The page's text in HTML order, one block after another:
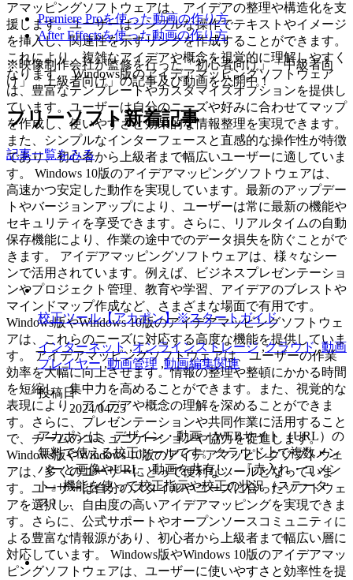
アマッピングソフトウェアは、アイデアの整理や構造化を支
援します。ユーザーはシンプルな操作でテキストやイメージ
を挿入し、関連性を示すリンクを作成することができます。
これにより、複雑なアイデアや概念を視覚的に理解しやすく
なります。 Windows版のアイデアマッピングソフトウェア
は、豊富なテンプレートやカスタマイズオプションを提供し
ています。ユーザーは自分のニーズや好みに合わせてマップ
を作成し、使いやすさと効果的な情報整理を実現できます。
また、シンプルなインターフェースと直感的な操作性が特徴
であり、初心者から上級者まで幅広いユーザーに適していま
す。 Windows 10版のアイデアマッピングソフトウェアは、
高速かつ安定した動作を実現しています。最新のアップデー
トやバージョンアップにより、ユーザーは常に最新の機能や
セキュリティを享受できます。さらに、リアルタイムの自動
保存機能により、作業の途中でのデータ損失を防ぐことがで
きます。 アイデアマッピングソフトウェアは、様々なシー
ンで活用されています。例えば、ビジネスプレゼンテーショ
ンやプロジェクト管理、教育や学習、アイデアのブレストや
マインドマップ作成など、さまざまな場面で有用です。
Windows版やWindows 10版のアイデアマッピングソフトウェ
アは、これらのニーズに対応する高度な機能を提供していま
す。 アイデアマッピングソフトウェアは、ユーザーの作業
効率を大幅に向上させます。情報の整理や整頓にかかる時間
を短縮し、集中力を高めることができます。また、視覚的な
表現により、アイデアや概念の理解を深めることができま
す。さらに、プレゼンテーションや共同作業に活用すること
で、チームのコミュニケーションや協力を促進します。
Windows版やWindows 10版のアイデアマッピングソフトウェ
アは、多くのユーザーにとって便利なツールとなっていま
す。ユーザーは自分のスタイルやニーズに合ったソフトウェ
アを選択し、自由度の高いアイデアマッピングを実現できま
す。さらに、公式サポートやオープンソースコミュニティに
よる豊富な情報源があり、初心者から上級者まで幅広い層に
対応しています。 Windows版やWindows 10版のアイデアマッ
ピングソフトウェアは、ユーザーに使いやすさと効率性を提
Premiere Proを使った動画の作り方
After Effectsを使った動画の作り方
※映像制作会社が監修を行った「初心者向け」「中級者向
け」「上級者向け」の記事及び動画を公開中！
フリーソフト新着記事
記事一覧をみる
校正ツール【アカポン】※スタートガイド
インターネット ,オンラインストレージ ,クラウド,動画
プレイヤー,動画管理 ,動画編集関連
投稿日
2024/04/25
アカポンは、デザイン・動画・WEBサイト（URL）の
無料で使える校正ツールです。クラウド上で複数メン
バーと画像やURL、動画を共有し、『赤入れ・コメン
ト』機能を使って校正指示や校正の状況（ステータ
ス）...